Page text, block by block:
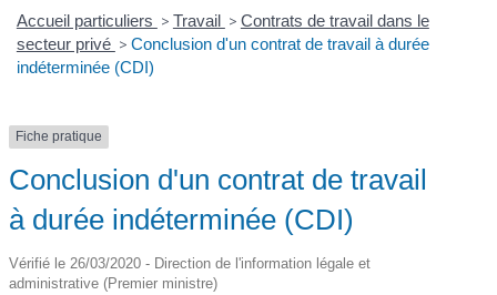
Accueil particuliers > Travail > Contrats de travail dans le
secteur privé > Conclusion d'un contrat de travail à durée
indéterminée (CDI)
Fiche pratique
Conclusion d'un contrat de travail
à durée indéterminée (CDI)
Vérifié le 26/03/2020 - Direction de l'information légale et
administrative (Premier ministre)